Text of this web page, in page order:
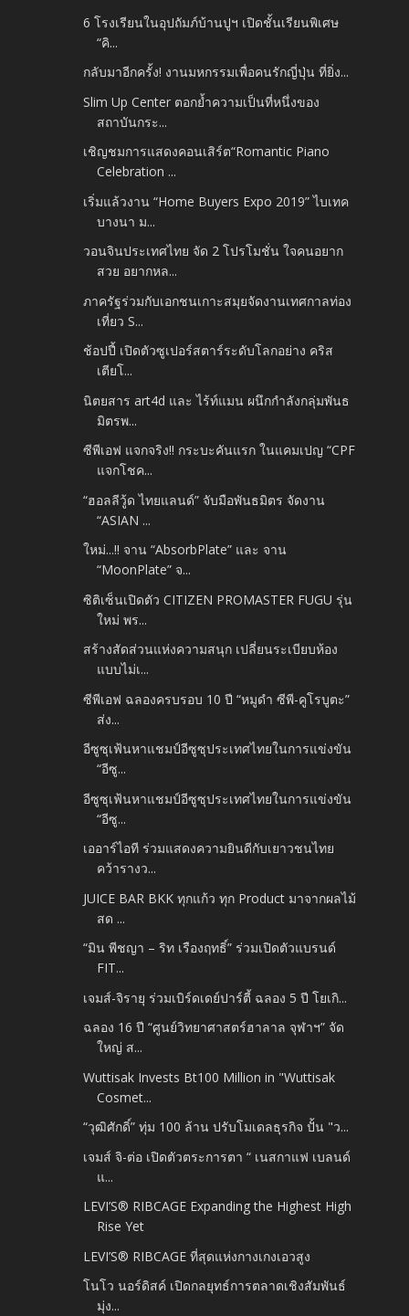
6 โรงเรียนในอุปถัมภ์บ้านปูฯ เปิดชั้นเรียนพิเศษ
“คิ...
กลับมาอีกครั้ง! งานมหกรรมเพื่อคนรักญี่ปุ่น ที่ยิ่ง...
Slim Up Center ตอกย้ำความเป็นที่หนึ่งของ
สถาบันกระ...
เชิญชมการแสดงคอนเสิร์ต“Romantic Piano
Celebration ...
เริ่มแล้วงาน “Home Buyers Expo 2019” ไบเทค
บางนา ม...
วอนจินประเทศไทย จัด 2 โปรโมชั่น ใจคนอยาก
สวย อยากหล...
ภาครัฐร่วมกับเอกชนเกาะสมุยจัดงานเทศกาลท่อง
เที่ยว S...
ช้อปปี้ เปิดตัวซูเปอร์สตาร์ระดับโลกอย่าง คริส
เตียโ...
นิตยสาร art4d และ ไร้ท์แมน ผนึกกำลังกลุ่มพันธ
มิตรพ...
ซีพีเอฟ แจกจริง!! กระบะคันแรก ในแคมเปญ “CPF
แจกโชค...
“ฮอลลีวู้ด ไทยแลนด์” จับมือพันธมิตร จัดงาน
“ASIAN ...
ใหม่...!! จาน “AbsorbPlate” และ จาน
“MoonPlate” จ...
ซิติเซ็นเปิดตัว CITIZEN PROMASTER FUGU รุ่น
ใหม่ พร...
สร้างสัดส่วนแห่งความสนุก เปลี่ยนระเบียบห้อง
แบบไม่เ...
ซีพีเอฟ ฉลองครบรอบ 10 ปี “หมูดำ ซีพี-คูโรบูตะ”
ส่ง...
อีซูซุเฟ้นหาแชมป์อีซูซุประเทศไทยในการแข่งขัน
“อีซู...
อีซูซุเฟ้นหาแชมป์อีซูซุประเทศไทยในการแข่งขัน
“อีซู...
เออาร์ไอที ร่วมแสดงความยินดีกับเยาวชนไทย
คว้ารางว...
JUICE BAR BKK ทุกแก้ว ทุก Product มาจากผลไม้
สด ...
“มิน พีชญา – ริท เรืองฤทธิ์” ร่วมเปิดตัวแบรนด์
FIT...
เจมส์-จิรายุ ร่วมเบิร์ดเดย์ปาร์ตี้ ฉลอง 5 ปี โยเกิ...
ฉลอง 16 ปี “ศูนย์วิทยาศาสตร์ฮาลาล จุฬาฯ” จัด
ใหญ่ ส...
Wuttisak Invests Bt100 Million in "Wuttisak
Cosmet...
“วุฒิศักดิ์” ทุ่ม 100 ล้าน ปรับโมเดลธุรกิจ ปั้น "ว...
เจมส์ จิ-ต่อ เปิดตัวตระการตา “ เนสกาแฟ เบลนด์
แ...
LEVI’S® RIBCAGE Expanding the Highest High
Rise Yet
LEVI’S® RIBCAGE ที่สุดแห่งกางเกงเอวสูง
โนโว นอร์ดิสค์ เปิดกลยุทธ์การตลาดเชิงสัมพันธ์
มุ่ง...